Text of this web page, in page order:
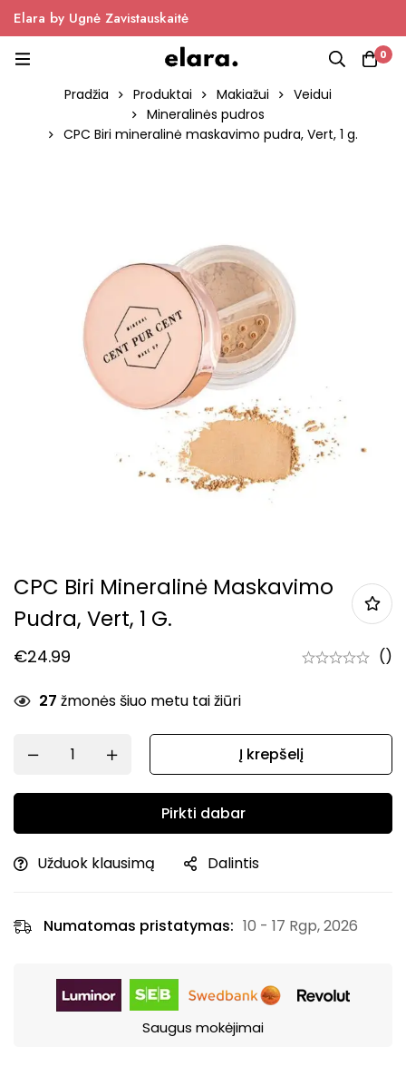
Elara by Ugnė Zavistauskaitė
0
Pradžia Produktai Makiažui
Veidui
Mineralinės pudros
CPC Biri mineralinė maskavimo pudra, Vert, 1 g.
CPC Biri Mineralinė Maskavimo
Pudra, Vert, 1 G.
€24.99 ()
27 žmonės šiuo metu tai žiūri
Į krepšelį
Pirkti dabar
Užduok klausimą Dalintis
Numatomas pristatymas: 10 - 17 Rgp, 2026
Saugus mokėjimai